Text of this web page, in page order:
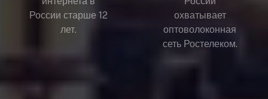
России старше 12
лет.
охватывает
оптоволоконная
сеть Ростелеком.